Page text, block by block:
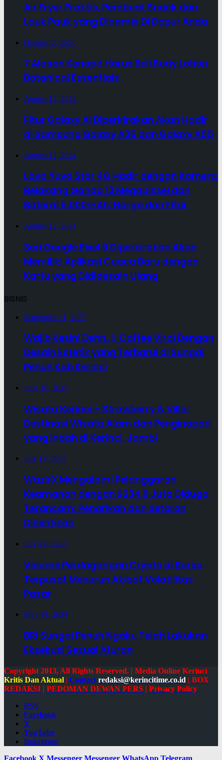
Air Fryer Praktis, Pembuat Snack dan
Lauk Pauk yang Dinamis Di Dapur Anda
October 2, 2024
7 Alasan Kenapa Harus Beli Body Lotion
Botanical Essentials
August 12, 2024
Fitur Galaxy AI Diperkirakan Akan Hadir
di Samsung Galaxy A35 dan Galaxy A55
August 12, 2024
Lava Yuva Star 4G Hadir dengan Kamera
Belakang Ganda 13 Megapiksel dan
Baterai 5.000mAh: Harga dan Fitur
August 12, 2024
Seri Google Pixel 9 Diperkirakan Akan
Memiliki Aplikasi Cuaca Baru dengan
Kartu yang Dididesain Ulang
BISNIS
September 11, 2025
Wajib Kesini Dehh..!! Caffee Viral Dengan
Desain Estetik yang Terbarui di Sungai
Penuh Kab Kerinci
June 10, 2025
Wisata Kerinci – Strawberry & Villa:
Destinasi Wisata Alam dan Penginapan
yang Indah di Kerinci, Jambi
July 19, 2024
WazirX Mengalami Pelanggaran
Keamanan dengan $234,9 Juta Diduga
Terancam; Penarikan dan Setoran
Dihentikan
July 19, 2024
Volume Perdagangan Crypto di Bursa
Terpusat Menurun Akibat Volatilitas
Pasar
May 14, 2024
BRI Sungai Penuh Ngaku Telah Lakukan
Eksekusi Sesuai Aturan
Copyright 2013, All Rights Reserved. | Media Online Kerinci
Kritis Dan Aktual | Contact redaksi@kerincitime.co.id | BOX
REDAKSI | PEDOMAN DEWAN PERS | Privacy Policy
RSS
Facebook
X
YouTube
Instagram
Facebook X Messenger Messenger WhatsApp Telegram